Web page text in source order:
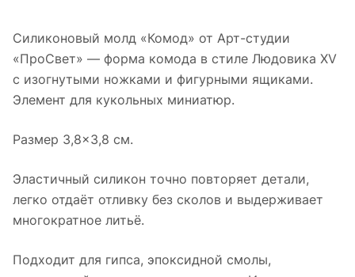
Силиконовый молд «Комод» от Арт-студии
«ПроСвет» — форма комода в стиле Людовика XV
с изогнутыми ножками и фигурными ящиками.
Элемент для кукольных миниатюр.
Размер 3,8×3,8 см.
Эластичный силикон точно повторяет детали,
легко отдаёт отливку без сколов и выдерживает
многократное литьё.
Подходит для гипса, эпоксидной смолы,